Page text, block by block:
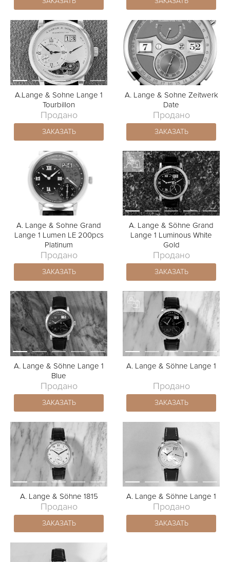
A.Lange & Sohne Lange 1
Tourbillon
Продано
ЗАКАЗАТЬ
A. Lange & Sohne Zeitwerk
Date
Продано
ЗАКАЗАТЬ
A. Lange & Sohne Grand
Lange 1 Lumen LE 200pcs
Platinum
Продано
ЗАКАЗАТЬ
A. Lange & Söhne Grand
Lange 1 Luminous White
Gold
Продано
ЗАКАЗАТЬ
A. Lange & Söhne Lange 1
Blue
Продано
ЗАКАЗАТЬ
A. Lange & Söhne Lange 1
Продано
ЗАКАЗАТЬ
A. Lange & Söhne 1815
Продано
ЗАКАЗАТЬ
A. Lange & Söhne Lange 1
Продано
ЗАКАЗАТЬ